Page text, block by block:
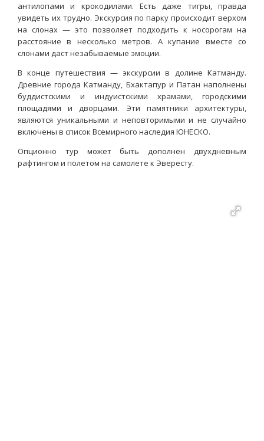
антилопами и крокодилами. Есть даже тигры, правда
увидеть их трудно. Экскурсия по парку происходит верхом
на слонах — это позволяет подходить к носорогам на
расстояние в несколько метров. А купание вместе со
слонами даст незабываемые эмоции.
В конце путешествия — экскурсии в долине Катманду.
Древние города Катманду, Бхактапур и Патан наполнены
буддистскими и индуистскими храмами, городскими
площадями и дворцами. Эти памятники архитектуры,
являются уникальными и неповторимыми и не случайно
включены в список Всемирного наследия ЮНЕСКО.
Опционно тур может быть дополнен двухдневным
рафтингом и полетом на самолете к Эвересту.